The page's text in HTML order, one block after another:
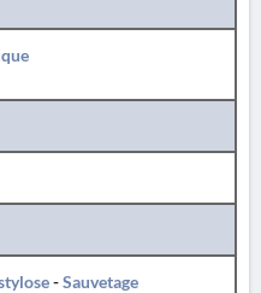
-Sauvetage